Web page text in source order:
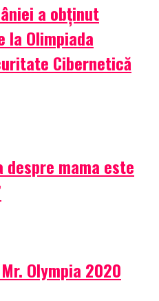
a obținut
la Olimpiada
Cibernetică
despre mama este
Olympia 2020